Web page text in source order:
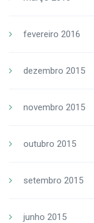
fevereiro 2016
dezembro 2015
novembro 2015
outubro 2015
setembro 2015
junho 2015